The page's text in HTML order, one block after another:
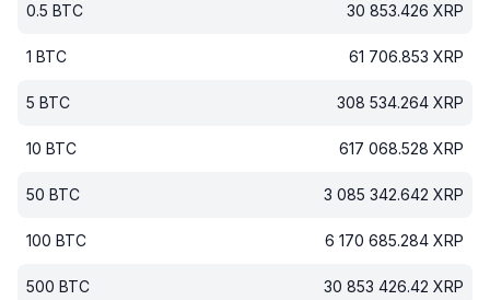
0.5 BTC 30 853.426 XRP
1 BTC 61 706.853 XRP
5 BTC 308 534.264 XRP
10 BTC 617 068.528 XRP
50 BTC 3 085 342.642 XRP
100 BTC 6 170 685.284 XRP
500 BTC 30 853 426.42 XRP